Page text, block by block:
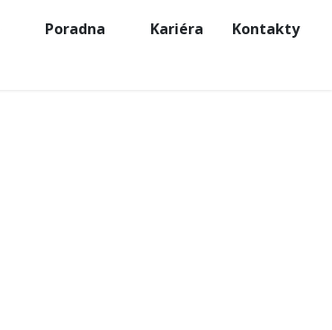
Poradna Kariéra Kontakty